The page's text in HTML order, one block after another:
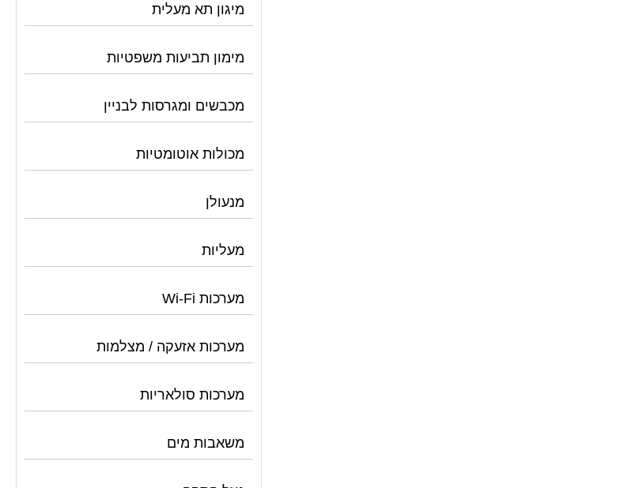
מיגון תא מעלית
מימון תביעות משפטיות
מכבשים ומגרסות לבניין
מכולות אוטומטיות
מנעולן
מעליות
מערכות Wi-Fi
מערכות אזעקה / מצלמות
מערכות סולאריות
משאבות מים